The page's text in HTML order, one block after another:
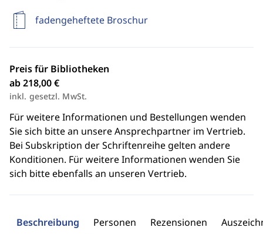
fadengeheftete Broschur
Preis für Bibliotheken
ab 218,00 €
inkl. gesetzl. MwSt.
Für weitere Informationen und Bestellungen wenden
Sie sich bitte an unsere Ansprechpartner im Vertrieb.
Bei Subskription der Schriftenreihe gelten andere
Konditionen. Für weitere Informationen wenden Sie
sich bitte ebenfalls an unseren Vertrieb.
Beschreibung Personen Rezensionen